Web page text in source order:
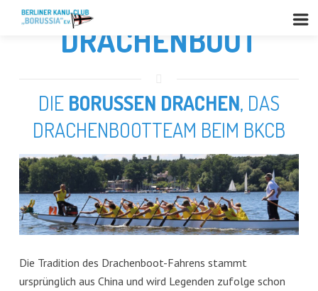
DRACHENBOOT
DIE BORUSSEN DRACHEN, DAS
DRACHENBOOTTEAM BEIM BKCB
Die Tradition des Drachenboot-Fahrens stammt
ursprünglich aus China und wird Legenden zufolge schon